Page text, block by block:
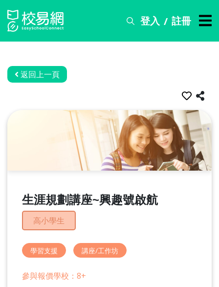
登入 / 註冊
搜
務
我
返回上一頁
生涯規劃講座~興趣號啟航
高小學生
學習支援 講座/工作坊
參與報價學校：8+